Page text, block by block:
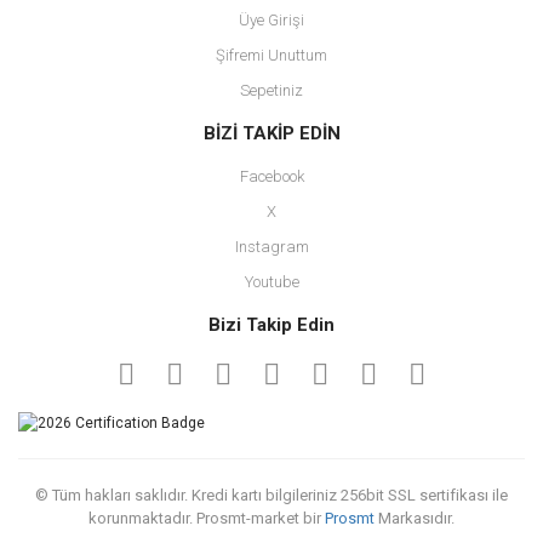
Üye Girişi
Şifremi Unuttum
Sepetiniz
BİZİ TAKİP EDİN
Facebook
X
Instagram
Youtube
Bizi Takip Edin
© Tüm hakları saklıdır. Kredi kartı bilgileriniz 256bit SSL sertifikası ile
korunmaktadır. Prosmt-market bir Prosmt Markasıdır.